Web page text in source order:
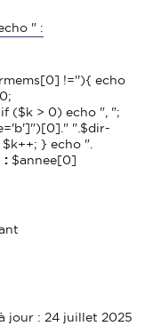
" :
!=''){ echo
($k > 0) echo ", ";
".$dir-
} echo ".
: $annee[0]
jour : 24 juillet 2025